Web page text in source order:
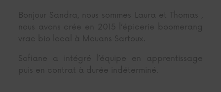
Bonjour Sandra, nous sommes Laura et Thomas ,
nous avons crée en 2015 l’épicerie boomerang
vrac bio local à Mouans Sartoux.
Sofiane a intégré l’équipe en apprentissage
puis en contrat à durée indéterminé.